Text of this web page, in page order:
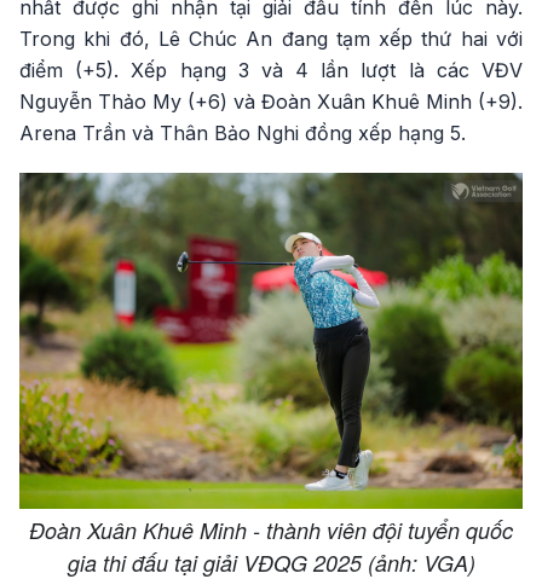
nhất được ghi nhận tại giải đấu tính đến lúc này.
Trong khi đó, Lê Chúc An đang tạm xếp thứ hai với
điểm (+5). Xếp hạng 3 và 4 lần lượt là các VĐV
Nguyễn Thảo My (+6) và Đoàn Xuân Khuê Minh (+9).
Arena Trần và Thân Bảo Nghi đồng xếp hạng 5.
Đoàn Xuân Khuê Minh - thành viên đội tuyển quốc
gia thi đấu tại giải VĐQG 2025 (ảnh: VGA)